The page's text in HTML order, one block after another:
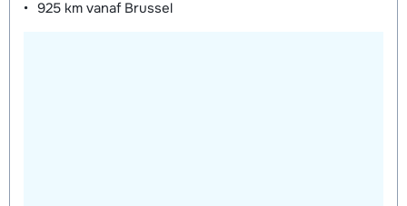
Zilver Ski's + Stokken (8 dagen)
925 km vanaf Brussel